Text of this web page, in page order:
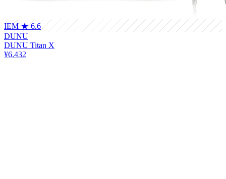
IEM ★ 6.6
DUNU
DUNU Titan X
¥6,432